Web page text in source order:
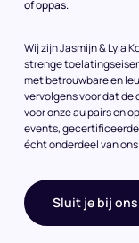
of oppas.
Wij zijn Jasmijn & Lyla
strenge
met betrouwbare en
vervolgens voor dat de
voor onze au pairs en
events,
écht onderdeel van
Sluit je bij